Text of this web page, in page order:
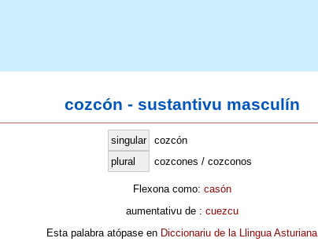
cozcón - sustantivu masculín
singular
cozcón
plural
cozcones / cozconos
Flexona como: casón
aumentativu de : cuezcu
Esta palabra atópase en Diccionariu de la Llingua Asturiana